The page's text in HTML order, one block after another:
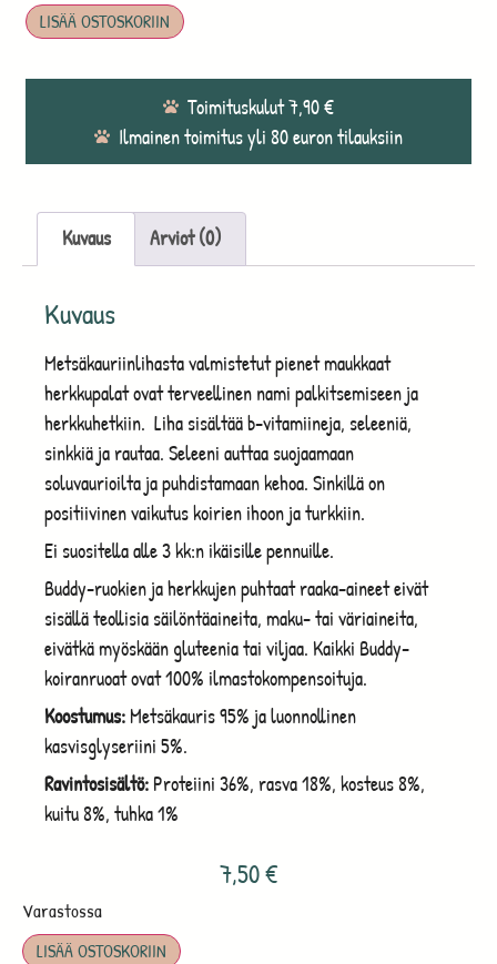
LISÄÄ OSTOSKORIIN
Toimituskulut 7,90 €
Ilmainen toimitus yli 80 euron tilauksiin
Kuvaus Arviot (0)
Kuvaus
Metsäkauriinlihasta valmistetut pienet maukkaat
herkkupalat ovat terveellinen nami palkitsemiseen ja
herkkuhetkiin. Liha sisältää b-vitamiineja, seleeniä,
sinkkiä ja rautaa. Seleeni auttaa suojaamaan
soluvaurioilta ja puhdistamaan kehoa. Sinkillä on
positiivinen vaikutus koirien ihoon ja turkkiin.
Ei suositella alle 3 kk:n ikäisille pennuille.
Buddy-ruokien ja herkkujen puhtaat raaka-aineet eivät
sisällä teollisia säilöntäaineita, maku- tai väriaineita,
eivätkä myöskään gluteenia tai viljaa. Kaikki Buddy-
koiranruoat ovat 100% ilmastokompensoituja.
Koostumus: Metsäkauris 95% ja luonnollinen
kasvisglyseriini 5%.
Ravintosisältö: Proteiini 36%, rasva 18%, kosteus 8%,
kuitu 8%, tuhka 1%
7,50€
Varastossa
LISÄÄ OSTOSKORIIN